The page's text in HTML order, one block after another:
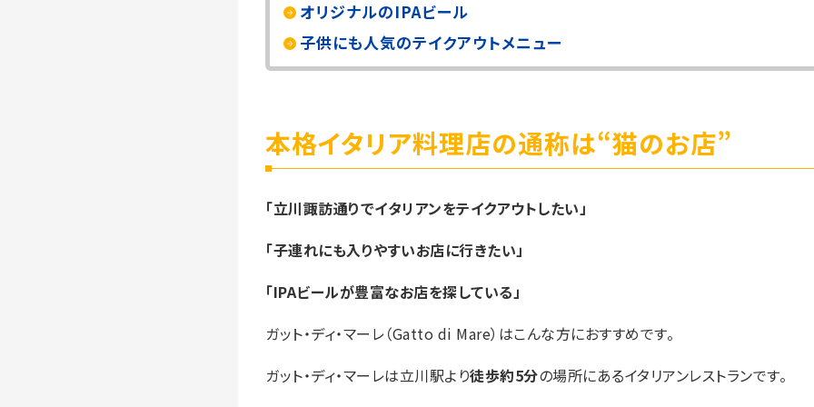
オリジナルのIPAビール
子供にも人気のテイクアウトメニュー
本格イタリア料理店の通称は“猫のお店”
「立川諏訪通りでイタリアンをテイクアウトしたい」
「子連れにも入りやすいお店に行きたい」
「IPAビールが豊富なお店を探している」
ガット・ディ・マーレ（Gatto di Mare）はこんな方におすすめです。
ガット・ディ・マーレは立川駅より徒歩約5分の場所にあるイタリアンレストランです。